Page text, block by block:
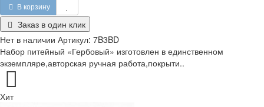
В корзину
Заказ в один клик
Нет в наличии Артикул: 7B3BD
Набор питейный «Гербовый» изготовлен в единственном
экземпляре,авторская ручная работа,покрыти..
Хит